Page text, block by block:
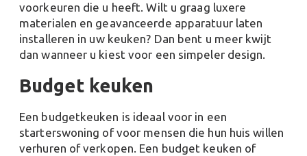
voorkeuren die u heeft. Wilt u graag luxere
materialen en geavanceerde apparatuur laten
installeren in uw keuken? Dan bent u meer kwijt
dan wanneer u kiest voor een simpeler design.
Budget keuken
Een budgetkeuken is ideaal voor in een
starterswoning of voor mensen die hun huis willen
verhuren of verkopen. Een budget keuken of